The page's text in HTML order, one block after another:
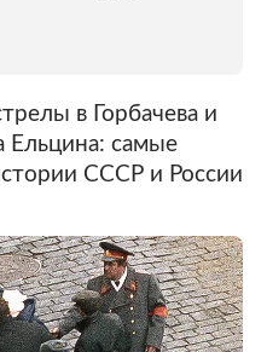
в Горбачева и
Ельцина: самые
СССР и России